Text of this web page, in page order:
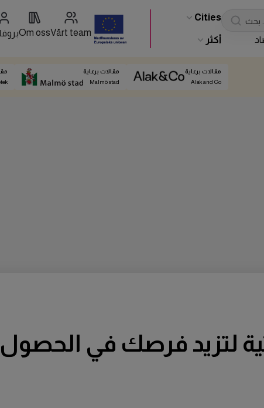
Cities
أكثر
Vårt team
Om oss
مقالات برعاية
Alak and Co
مقالات برعاية
Malmö stad
لتزيد فرصك في